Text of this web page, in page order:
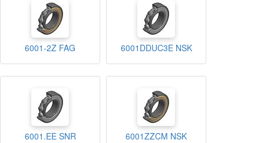
6001-2Z FAG 6001DDUC3E NSK
6001.EE SNR 6001ZZCM NSK